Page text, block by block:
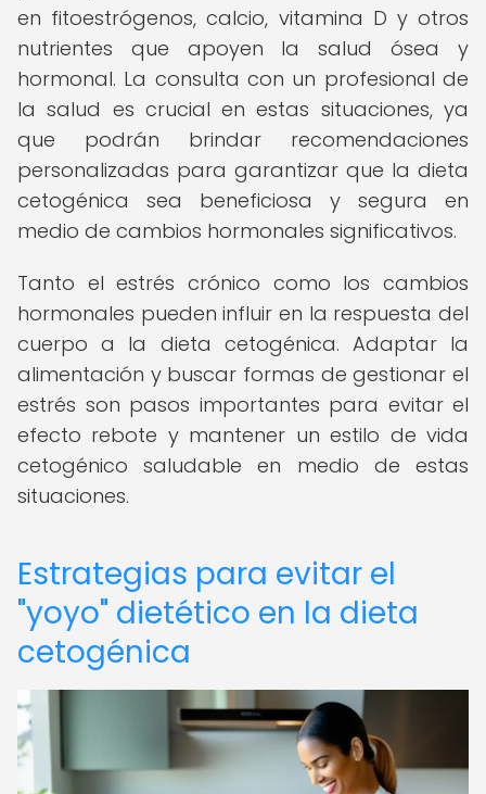
en fitoestrógenos, calcio, vitamina D y otros
nutrientes que apoyen la salud ósea y
hormonal. La consulta con un profesional de
la salud es crucial en estas situaciones, ya
que podrán brindar recomendaciones
personalizadas para garantizar que la dieta
cetogénica sea beneficiosa y segura en
medio de cambios hormonales significativos.
Tanto el estrés crónico como los cambios
hormonales pueden influir en la respuesta del
cuerpo a la dieta cetogénica. Adaptar la
alimentación y buscar formas de gestionar el
estrés son pasos importantes para evitar el
efecto rebote y mantener un estilo de vida
cetogénico saludable en medio de estas
situaciones.
Estrategias para evitar el
"yoyo" dietético en la dieta
cetogénica